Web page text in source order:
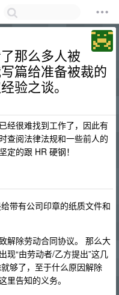
那么多人被
篇给准备被裁的
验之谈。
经很难找到工作了，因此有
查阅法律法规和一些前人的
定的跟 HR 硬钢！
带有公司印章的纸质文件和
解除劳动合同协议。 那么大
现“由劳动者/乙方提出”这几
够了，至于什么原因解除
里告知的义务。